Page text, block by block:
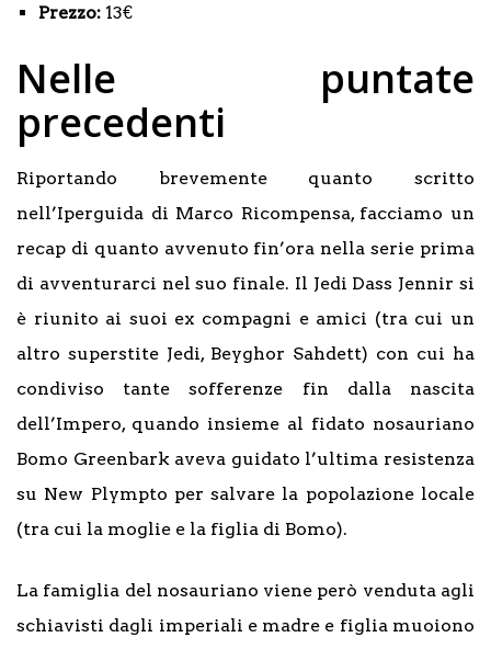
Prezzo: 13€
Nelle puntate
precedenti
Riportando brevemente quanto scritto
nell’Iperguida di Marco Ricompensa, facciamo un
recap di quanto avvenuto fin’ora nella serie prima
di avventurarci nel suo finale. Il Jedi Dass Jennir si
è riunito ai suoi ex compagni e amici (tra cui un
altro superstite Jedi, Beyghor Sahdett) con cui ha
condiviso tante sofferenze fin dalla nascita
dell’Impero, quando insieme al fidato nosauriano
Bomo Greenbark aveva guidato l’ultima resistenza
su New Plympto per salvare la popolazione locale
(tra cui la moglie e la figlia di Bomo).
La famiglia del nosauriano viene però venduta agli
schiavisti dagli imperiali e madre e figlia muoiono